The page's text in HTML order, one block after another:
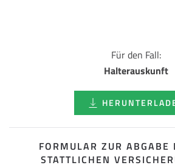
Für den Fall:
Halterauskunft
FORMULAR ZUR
STATTLICHEN